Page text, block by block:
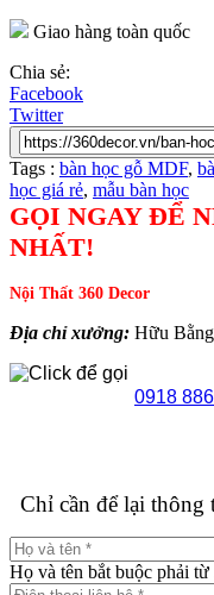
Giao hàng toàn quốc
Chia sẻ:
Facebook
Twitter
Tags : bàn học gỗ MDF,
học giá rẻ, mẫu bàn học
GỌI NGAY ĐỂ
NHẤT!
Nội Thất 360 Decor
Địa chỉ xưởng: Hữu
0918
Chỉ cần để lại thông
Họ và tên bắt buộc phải